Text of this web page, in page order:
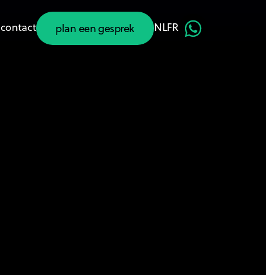
contact
plan een gesprek
plan een gesprek
NLFR